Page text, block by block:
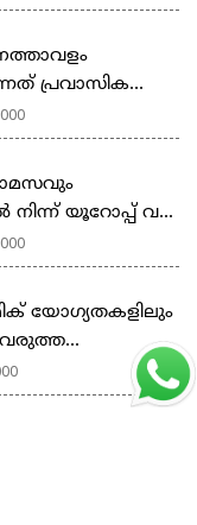
പ്രവാസിക...
യൂറോപ്പ് വ...
യോഗ്യതകളിലും
വരുത്ത...